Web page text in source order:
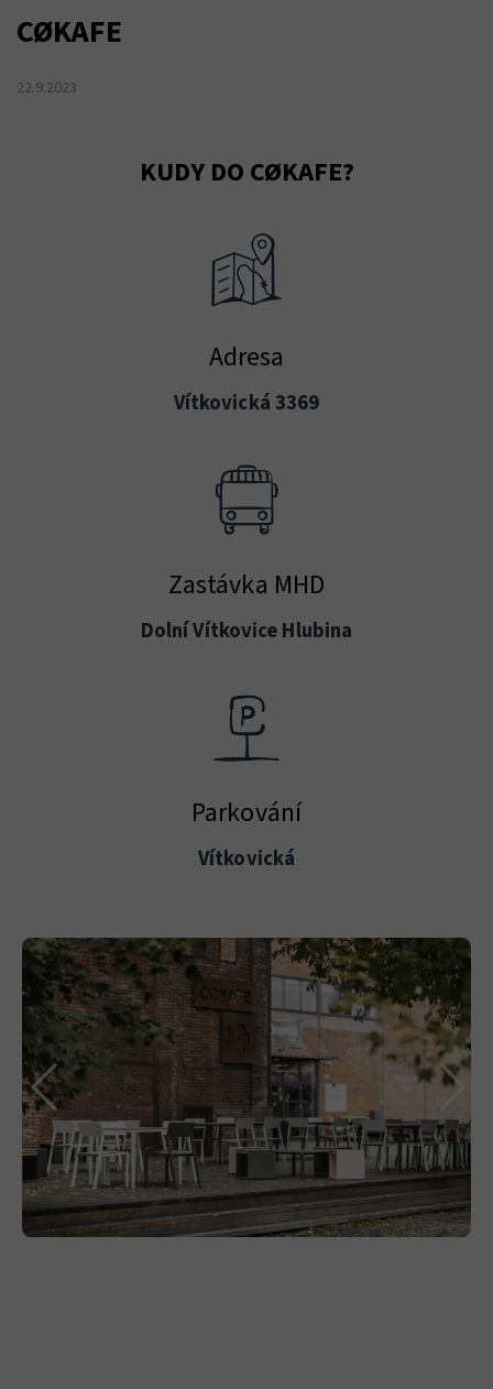
CØKAFE
22.9.2023
KUDY DO CØKAFE?
Adresa
Vítkovická 3369
Zastávka MHD
Dolní Vítkovice Hlubina
Parkování
Vítkovická